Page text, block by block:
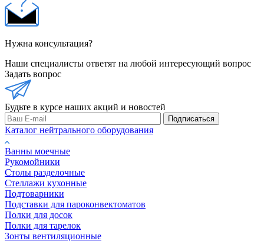
Нужна консультация?
Наши специалисты ответят на любой интересующий вопрос
Задать вопрос
Будьте в курсе наших акций и новостей
Подписаться
Каталог нейтрального оборудования
Ванны моечные
Рукомойники
Столы разделочные
Стеллажи кухонные
Подтоварники
Подставки для пароконвектоматов
Полки для досок
Полки для тарелок
Зонты вентиляционные